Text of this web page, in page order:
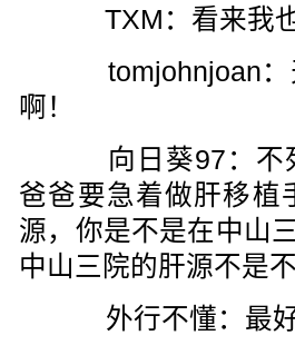
TXM：看来我也
tomjohnjoan：
啊！
向日葵97：不死
爸爸要急着做肝移植
源，你是不是在中山
中山三院的肝源不是
外行不懂：最好